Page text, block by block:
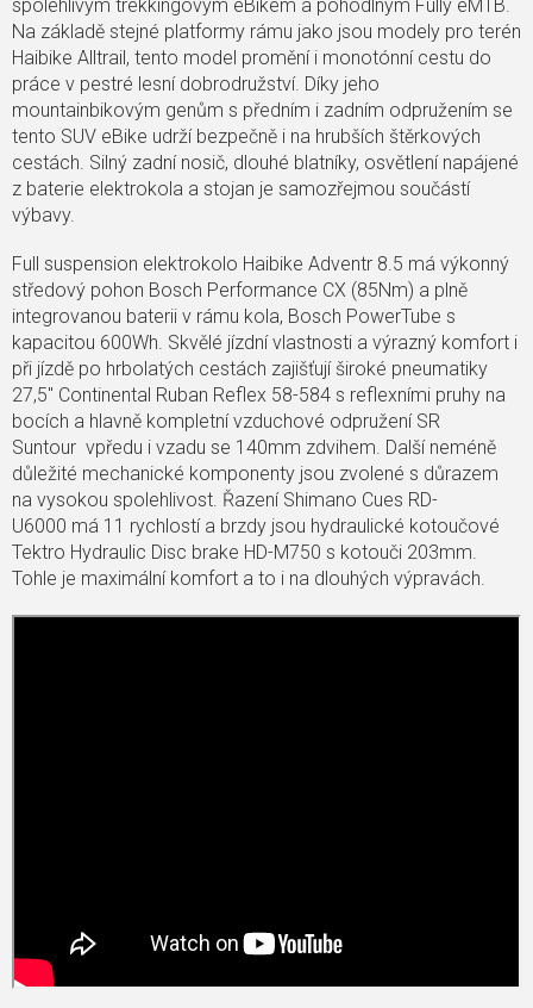
spolehlivým trekkingovým eBikem a pohodlným Fully eMTB.
Na základě stejné platformy rámu jako jsou modely pro terén
Haibike Alltrail, tento model promění i monotónní cestu do
práce v pestré lesní dobrodružství. Díky jeho
mountainbikovým genům s předním i zadním odpružením se
tento SUV eBike udrží bezpečně i na hrubších štěrkových
cestách. Silný zadní nosič, dlouhé blatníky, osvětlení napájené
z baterie elektrokola a stojan je samozřejmou součástí
výbavy.
Full suspension elektrokolo Haibike Adventr 8.5 má výkonný
středový pohon Bosch Performance CX (85Nm) a plně
integrovanou baterii v rámu kola, Bosch PowerTube s
kapacitou 600Wh. Skvělé jízdní vlastnosti a výrazný komfort i
při jízdě po hrbolatých cestách zajišťují široké pneumatiky
27,5" Continental Ruban Reflex 58-584 s reflexními pruhy na
bocích a hlavně kompletní vzduchové odpružení SR
Suntour vpředu i vzadu se 140mm zdvihem. Další neméně
důležité mechanické komponenty jsou zvolené s důrazem
na vysokou spolehlivost. Řazení Shimano Cues RD-
U6000 má 11 rychlostí a brzdy jsou hydraulické kotoučové
Tektro Hydraulic Disc brake HD-M750 s kotouči 203mm.
Tohle je maximální komfort a to i na dlouhých výpravách.